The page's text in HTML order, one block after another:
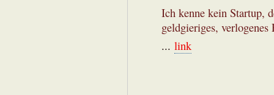
Ich kenne kein Startup,
geldgieriges,
... link